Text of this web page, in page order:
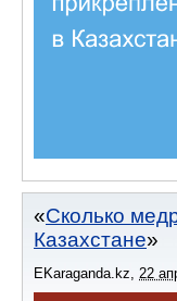
Сколько
Казахстане
EKaraganda.kz, 22